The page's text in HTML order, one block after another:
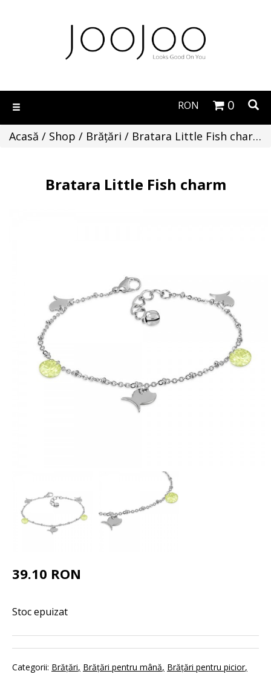
Toggle
0
RON
Acasă / Shop / Brăţări / Bratara Little Fish charm
Bratara Little Fish charm
39.10 RON
Stoc epuizat
Categorii: Brăţări Brăţări pentru mână Brăţări pentru picior